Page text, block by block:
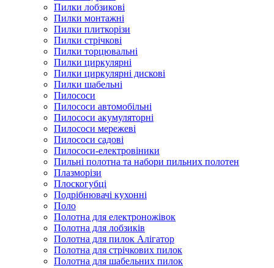
Пилки лобзикові
Пилки монтажні
Пилки плиткорізи
Пилки стрічкові
Пилки торцювальні
Пилки циркулярні
Пилки циркулярні дискові
Пилки шабельні
Пилососи
Пилососи автомобільні
Пилососи акумуляторні
Пилососи мережеві
Пилососи садові
Пилососи-електровіники
Пильні полотна та набори пильних полотен
Плазморізи
Плоскогубці
Подрібнювачі кухонні
Поло
Полотна для електроножівок
Полотна для лобзиків
Полотна для пилок Алігатор
Полотна для стрічкових пилок
Полотна для шабельних пилок